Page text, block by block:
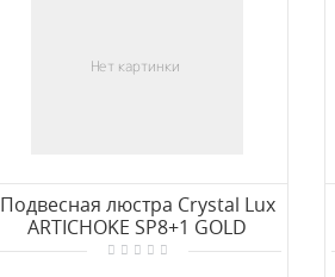
Подвесная люстра Crystal Lux
ARTICHOKE SP8+1 GOLD